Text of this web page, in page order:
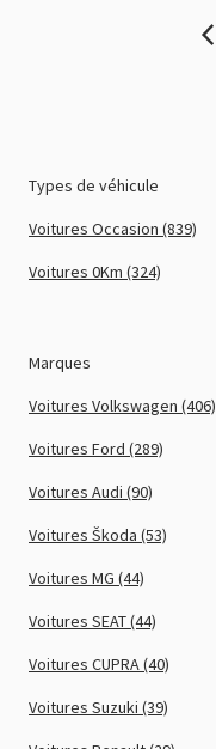
Types de véhicule
Voitures Occasion (839)
Voitures 0Km (324)
Marques
Voitures Volkswagen (406)
Voitures Ford (289)
Voitures Audi (90)
Voitures Škoda (53)
Voitures MG (44)
Voitures SEAT (44)
Voitures CUPRA (40)
Voitures Suzuki (39)